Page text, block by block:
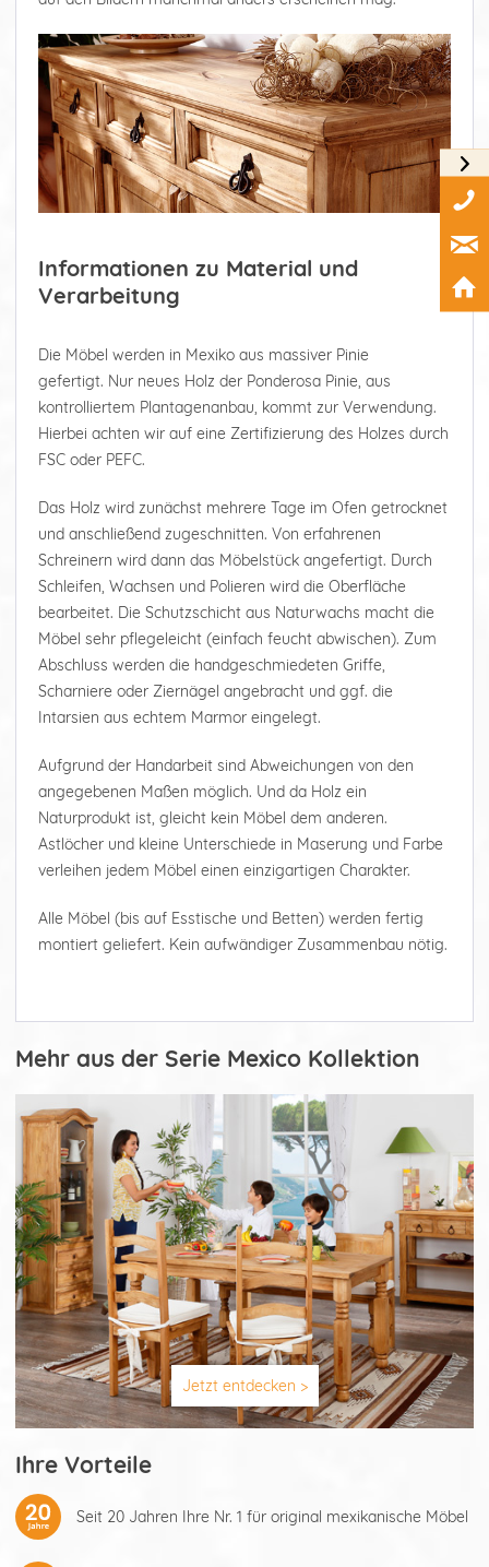
Informationen zu Material und
Verarbeitung
Die Möbel werden in Mexiko aus massiver Pinie
gefertigt. Nur neues Holz der Ponderosa Pinie, aus
kontrolliertem Plantagenanbau, kommt zur Verwendung.
Hierbei achten wir auf eine Zertifizierung des Holzes durch
FSC oder PEFC.
Das Holz wird zunächst mehrere Tage im Ofen getrocknet
und anschließend zugeschnitten. Von erfahrenen
Schreinern wird dann das Möbelstück angefertigt. Durch
Schleifen, Wachsen und Polieren wird die Oberfläche
bearbeitet. Die Schutzschicht aus Naturwachs macht die
Möbel sehr pflegeleicht (einfach feucht abwischen). Zum
Abschluss werden die handgeschmiedeten Griffe,
Scharniere oder Ziernägel angebracht und ggf. die
Intarsien aus echtem Marmor eingelegt.
Aufgrund der Handarbeit sind Abweichungen von den
angegebenen Maßen möglich. Und da Holz ein
Naturprodukt ist, gleicht kein Möbel dem anderen.
Astlöcher und kleine Unterschiede in Maserung und Farbe
verleihen jedem Möbel einen einzigartigen Charakter.
Alle Möbel (bis auf Esstische und Betten) werden fertig
montiert geliefert. Kein aufwändiger Zusammenbau nötig.
Mehr aus der Serie Mexico Kollektion
Jetzt entdecken >
Ihre Vorteile
Seit 20 Jahren Ihre Nr. 1 für original mexikanische Möbel